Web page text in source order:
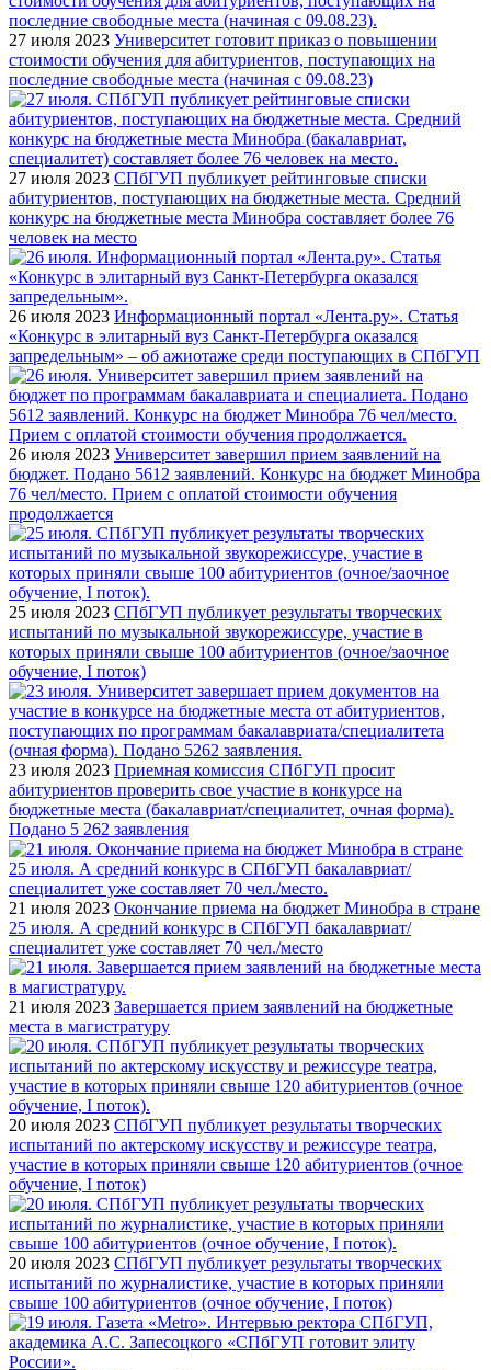
27 июля 2023 Университет готовит приказ о повышении
стоимости обучения для абитуриентов, поступающих на
последние свободные места (начиная с 09.08.23)
27 июля 2023 СПбГУП публикует рейтинговые списки
абитуриентов, поступающих на бюджетные места. Средний
конкурс на бюджетные места Минобра составляет более 76
человек на место
26 июля 2023 Информационный портал «Лента.ру». Статья
«Конкурс в элитарный вуз Санкт-Петербурга оказался
запредельным» – об ажиотаже среди поступающих в СПбГУП
26 июля 2023 Университет завершил прием заявлений на
бюджет. Подано 5612 заявлений. Конкурс на бюджет Минобра
76 чел/место. Прием с оплатой стоимости обучения
продолжается
25 июля 2023 СПбГУП публикует результаты творческих
испытаний по музыкальной звукорежиссуре, участие в
которых приняли свыше 100 абитуриентов (очное/заочное
обучение, I поток)
23 июля 2023 Приемная комиссия СПбГУП просит
абитуриентов проверить свое участие в конкурсе на
бюджетные места (бакалавриат/специалитет, очная форма).
Подано 5 262 заявления
21 июля 2023 Окончание приема на бюджет Минобра в стране
25 июля. А средний конкурс в СПбГУП бакалавриат/
специалитет уже составляет 70 чел./место
21 июля 2023 Завершается прием заявлений на бюджетные
места в магистратуру
20 июля 2023 СПбГУП публикует результаты творческих
испытаний по актерскому искусству и режиссуре театра,
участие в которых приняли свыше 120 абитуриентов (очное
обучение, I поток)
20 июля 2023 СПбГУП публикует результаты творческих
испытаний по журналистике, участие в которых приняли
свыше 100 абитуриентов (очное обучение, I поток)